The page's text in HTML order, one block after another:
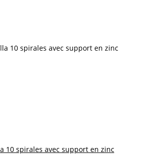
10 spirales avec support en zinc